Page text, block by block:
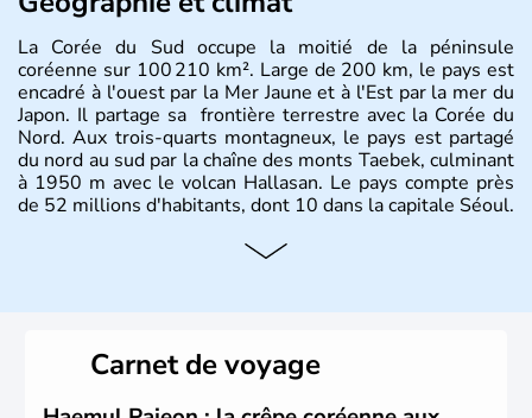
La Corée du Sud occupe la moitié de la péninsule
coréenne sur 100 210 km². Large de 200 km, le pays est
encadré à l'ouest par la Mer Jaune et à l'Est par la mer du
Japon. Il partage sa frontière terrestre avec la Corée du
Nord. Aux trois-quarts montagneux, le pays est partagé
du nord au sud par la chaîne des monts Taebek, culminant
à 1950 m avec le volcan Hallasan. Le pays compte près
de 52 millions d'habitants, dont 10 dans la capitale Séoul.
Histoire et administration
christianisme et le bouddhisme en sont les deux
principales religions. Ce pays partage sa culture avec la
Corée du Nord. Les Jeux Olympiques s’y sont déroulés en
Carnet de voyage